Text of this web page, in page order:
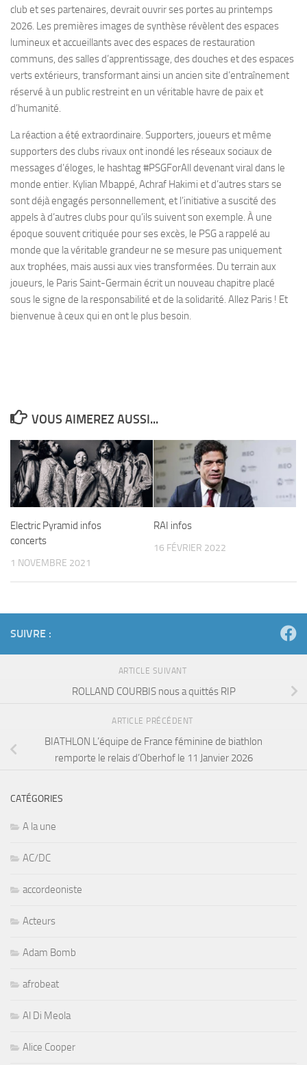
club et ses partenaires, devrait ouvrir ses portes au printemps
2026. Les premières images de synthèse révèlent des espaces
lumineux et accueillants avec des espaces de restauration
communs, des salles d’apprentissage, des douches et des espaces
verts extérieurs, transformant ainsi un ancien site d’entraînement
réservé à un public restreint en un véritable havre de paix et
d’humanité.
La réaction a été extraordinaire. Supporters, joueurs et même
supporters des clubs rivaux ont inondé les réseaux sociaux de
messages d’éloges, le hashtag #PSGForAll devenant viral dans le
monde entier. Kylian Mbappé, Achraf Hakimi et d’autres stars se
sont déjà engagés personnellement, et l’initiative a suscité des
appels à d’autres clubs pour qu’ils suivent son exemple. À une
époque souvent critiquée pour ses excès, le PSG a rappelé au
monde que la véritable grandeur ne se mesure pas uniquement
aux trophées, mais aussi aux vies transformées. Du terrain aux
joueurs, le Paris Saint-Germain écrit un nouveau chapitre placé
sous le signe de la responsabilité et de la solidarité. Allez Paris ! Et
bienvenue à ceux qui en ont le plus besoin.
VOUS AIMEREZ AUSSI...
Electric Pyramid infos
concerts
1 NOVEMBRE 2021
RAI infos
16 FÉVRIER 2022
SUIVRE :
ARTICLE SUIVANT
ROLLAND COURBIS nous a quittés RIP
ARTICLE PRÉCÉDENT
BIATHLON L’équipe de France féminine de biathlon
remporte le relais d’Oberhof le 11 Janvier 2026
CATÉGORIES
A la une
AC/DC
accordeoniste
Acteurs
Adam Bomb
afrobeat
Al Di Meola
Alice Cooper